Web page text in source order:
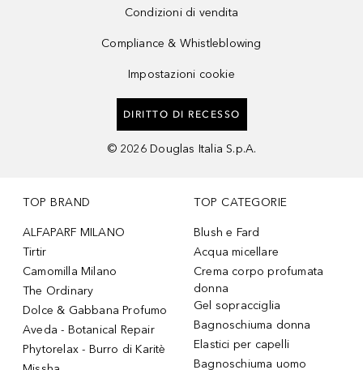
Condizioni di vendita
Compliance & Whistleblowing
Impostazioni cookie
DIRITTO DI RECESSO
© 2026 Douglas Italia S.p.A.
TOP BRAND
ALFAPARF MILANO
Tirtir
Camomilla Milano
The Ordinary
Dolce & Gabbana Profumo
Aveda - Botanical Repair
Phytorelax - Burro di Karitè
TOP CATEGORIE
Blush e Fard
Acqua micellare
Crema corpo profumata
donna
Gel sopracciglia
Bagnoschiuma donna
Elastici per capelli
Bagnoschiuma uomo